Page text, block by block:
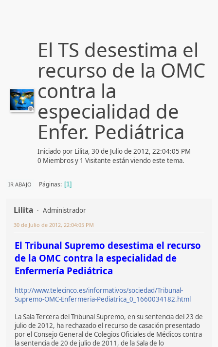
El TS desestima el
recurso de la OMC
contra la
especialidad de
Enfer. Pediátrica
Iniciado por Lilita, 30 de Julio de 2012, 22:04:05 PM
0 Miembros y 1 Visitante están viendo este tema.
IR ABAJO Páginas 1
Lilita Administrador
30 de Julio de 2012, 22:04:05 PM
El Tribunal Supremo desestima el recurso
de la OMC contra la especialidad de
Enfermería Pediátrica
http://www.telecinco.es/informativos/sociedad/Tribunal-
Supremo-OMC-Enfermeria-Pediatrica_0_1660034182.html
La Sala Tercera del Tribunal Supremo, en su sentencia del 23 de
julio de 2012, ha rechazado el recurso de casación presentado
por el Consejo General de Colegios Oficiales de Médicos contra
la sentencia de 20 de julio de 2011, de la Sala de lo